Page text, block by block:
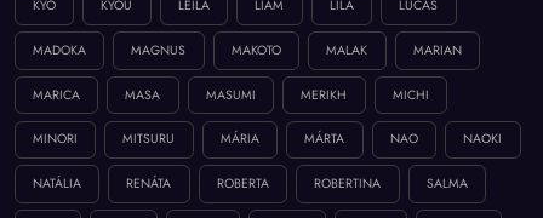
KYO KYOU LEILA LIAM LILA LÚCÁS
MADOKA MAGNUS MAKOTO MALAK MARIAN
MARICA MASA MASUMI MERIKH MICHI
MINORI MITSURU MÁRIA MÁRTA NAO NAOKI
NATÁLIA RENÁTA ROBERTA ROBERTINA SALMA